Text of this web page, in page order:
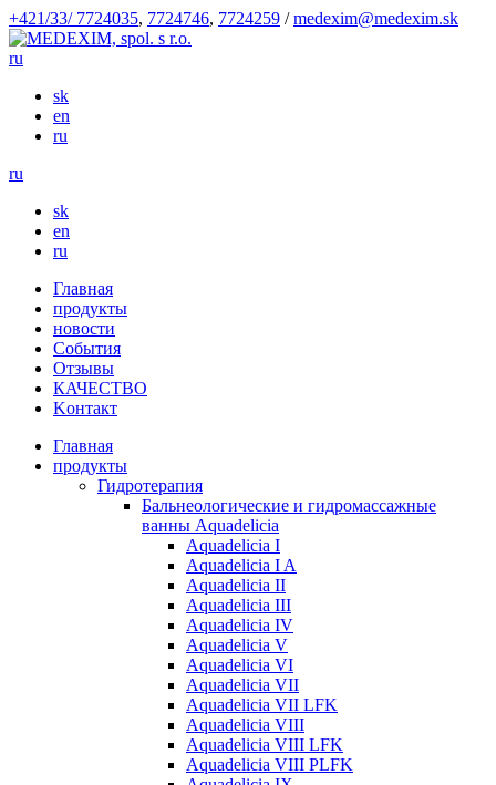
+421/33/ 7724035, 7724746, 7724259 /medexim@medexim.sk
ru
sk
en
ru
ru
sk
en
ru
Глaвнaя
продукты
новости
События
Отзывы
КАЧЕСТВО
Kонтакт
Глaвнaя
продукты
Гидротерапия
Бальнеологические и гидромассажные
ванны Aquadelicia
Aquadelicia I
Aquadelicia I A
Aquadelicia II
Aquadelicia III
Aquadelicia IV
Aquadelicia V
Aquadelicia VI
Aquadelicia VII
Aquadelicia VII LFK
Aquadelicia VIII
Aquadelicia VIII LFK
Aquadelicia VIII PLFK